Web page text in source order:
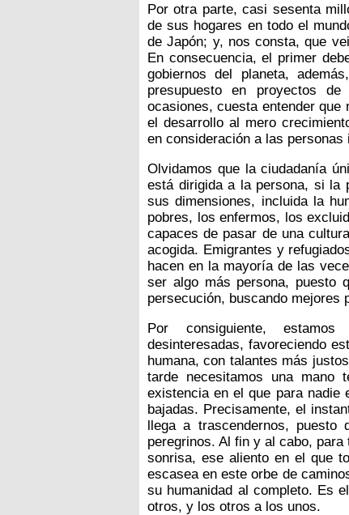
Por otra parte, casi sesenta
de sus hogares en todo el
de Japón; y, nos consta, que
En consecuencia, el primer
gobiernos del planeta,
presupuesto en proyectos
ocasiones, cuesta entender que
el desarrollo al mero
en consideración a las personas
Olvidamos que la ciudadanía
está dirigida a la persona, si la
sus dimensiones, incluida la
pobres, los enfermos, los
capaces de pasar de una
acogida. Emigrantes y
hacen en la mayoría de las
ser algo más persona, puesto
persecución, buscando mejores
Por consiguiente,
desinteresadas, favoreciendo
humana, con talantes más
tarde necesitamos una mano
existencia en el que para nadie
bajadas. Precisamente, el
llega a trascendernos, puesto
peregrinos. Al fin y al cabo,
sonrisa, ese aliento en el que
escasea en este orbe de
su humanidad al completo. Es
otros, y los otros a los unos.